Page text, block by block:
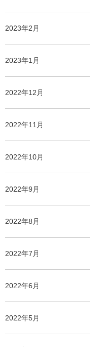
2023年2月
2023年1月
2022年12月
2022年11月
2022年10月
2022年9月
2022年8月
2022年7月
2022年6月
2022年5月